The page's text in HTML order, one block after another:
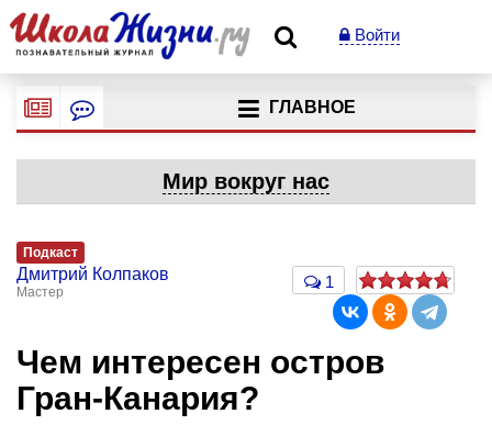
Войти
ГЛАВНОЕ
Мир вокруг нас
Подкаст
Дмитрий Колпаков
Мастер
1
Чем интересен остров
Гран-Канария?